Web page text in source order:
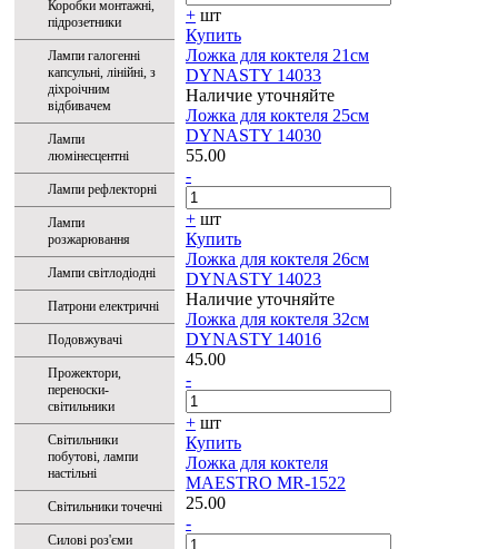
Коробки монтажні,
підрозетники
Лампи галогенні
капсульні, лінійні, з
діхроічним
відбивачем
Лампи
люмінесцентні
Лампи рефлекторні
Лампи
розжарювання
Лампи світлодіодні
Патрони електричні
Подовжувачі
Прожектори,
переноски-
світильники
Світильники
побутові, лампи
настільні
Світильники точечні
Силові роз'єми
+ шт
Купить
Ложка для коктеля 21см
DYNASTY 14033
Наличие уточняйте
Ложка для коктеля 25см
DYNASTY 14030
55.00
-
+ шт
Купить
Ложка для коктеля 26см
DYNASTY 14023
Наличие уточняйте
Ложка для коктеля 32см
DYNASTY 14016
45.00
-
+ шт
Купить
Ложка для коктеля
MAESTRO MR-1522
25.00
-